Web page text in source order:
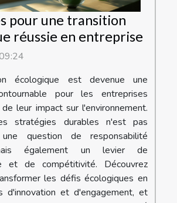
pour une transition
réussie en entreprise
écologique est devenue une
pour les entreprises
leur impact sur l'environnement.
stratégies durables n'est pas
question de responsabilité
également un levier de
et de compétitivité. Découvrez
les défis écologiques en
d'innovation et d'engagement, et